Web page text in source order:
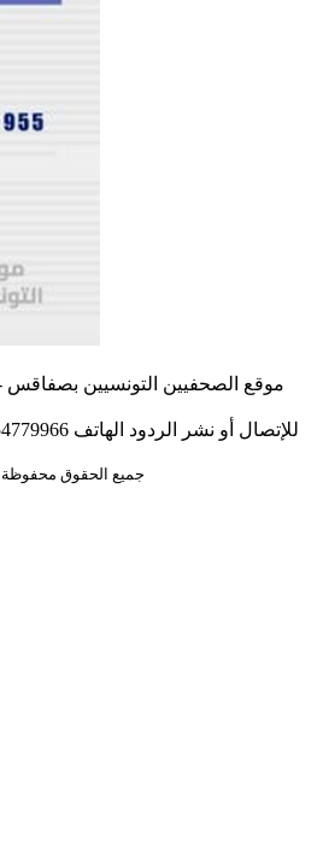
موقع الصحفيين التونسيين بصفاقس
جميع الحقوق محفوظة